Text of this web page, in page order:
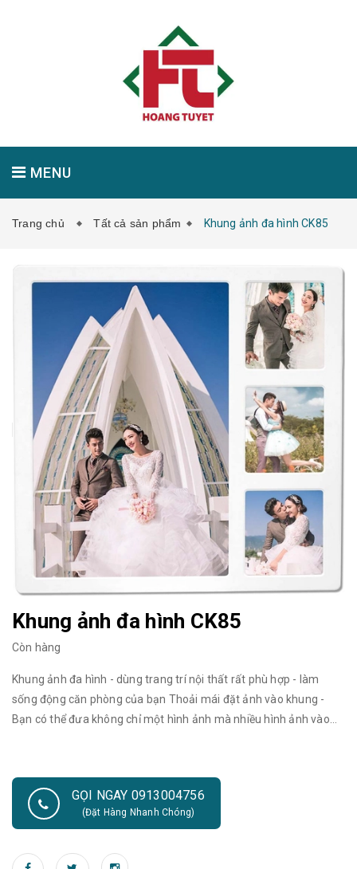
MENU
Trang chủ Tất cả sản phẩm Khung ảnh đa hình CK85
Khung ảnh đa hình CK85
Còn hàng
Khung ảnh đa hình - dùng trang trí nội thất rất phù hợp - làm
sống động căn phòng của bạn Thoải mái đặt ảnh vào khung -
Bạn có thể đưa không chỉ một hình ảnh mà nhiều hình ảnh vào
cưới hoặc treo tường tạo dáng khung ảnh chuyên nghiệp, là đồ
trang trí đẹp mắt và cách sắp đặt phù hợp. Một bộ khung ảnh
cưới đẹp cũng làm nên một nét độc đáo chấm phá cho đám cưới
GỌI NGAY 0913004756
(Đặt Hàng Nhanh Chóng)